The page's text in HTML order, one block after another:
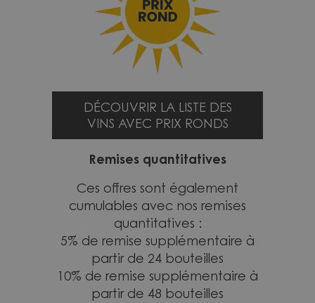
DÉCOUVRIR LA LISTE DES
VINS AVEC PRIX RONDS
Remises quantitatives
Ces offres sont également
cumulables avec nos remises
quantitatives :
5% de remise supplémentaire à
partir de 24 bouteilles
10% de remise supplémentaire à
partir de 48 bouteilles